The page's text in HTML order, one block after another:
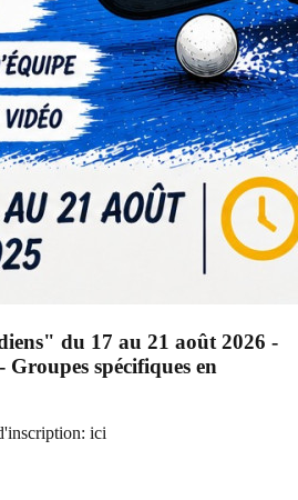
du 17 au 21 août 2026 -
spécifiques en
ici